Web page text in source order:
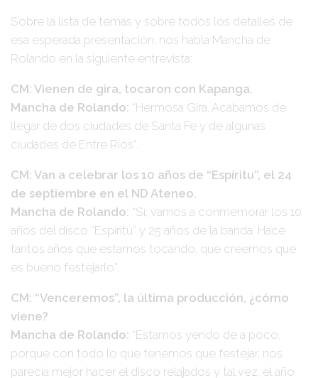
Sobre la lista de temas y sobre todos los detalles de
esa esperada presentación, nos habla Mancha de
Rolando en la siguiente entrevista:
CM: Vienen de gira, tocaron con Kapanga.
Mancha de Rolando: “Hermosa Gira. Acabamos de
llegar de dos ciudades de Santa Fe y de algunas
ciudades de Entre Ríos”.
CM: Van a celebrar los 10 años de “Espíritu”, el 24
de septiembre en el ND Ateneo.
Mancha de Rolando: “Sí, vamos a conmemorar los 10
años del disco “Espíritu” y 25 años de la banda. Hace
tantos años que estamos tocando, que creemos que
es bueno festejarlo”.
CM: “Venceremos”, la última producción, ¿cómo
viene?
Mancha de Rolando: “Estamos yendo de a poco,
porque con todo lo que tenemos que festejar, nos
parecía mejor hacer el disco relajados y tal vez, el año